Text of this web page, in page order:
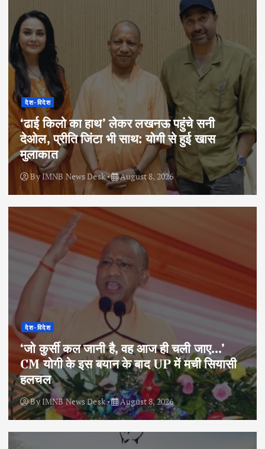
देश-विदेश
‘ढाई किलो का हाथ’ लेकर लखनऊ पहुंचे सनी
देओल, प्रीति जिंटा भी साथ: योगी से हुई खास
मुलाकात
ByIMNB News Desk August 8, 2026
देश-विदेश
‘जो कुर्सी कल जानी है, वह आज ही चली जाए…’
CM योगी के इस बयान के बाद UP में मची सियासी
हलचल
ByIMNB News Desk August 8, 2026